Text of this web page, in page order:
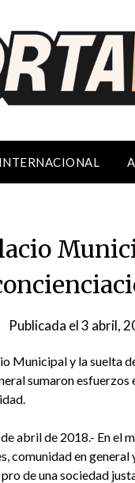
INTERNACIONAL
Publicada el3 abril,
Municipal y la suelta
sumaron
abril de 2018.- En el
comunidad en
de una sociedad